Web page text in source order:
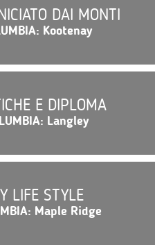
DAI MONTI
Kootenay
E DIPLOMA
Langley
LIFE STYLE
Maple Ridge